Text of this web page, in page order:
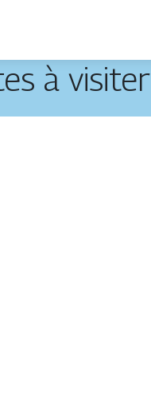
à visiter